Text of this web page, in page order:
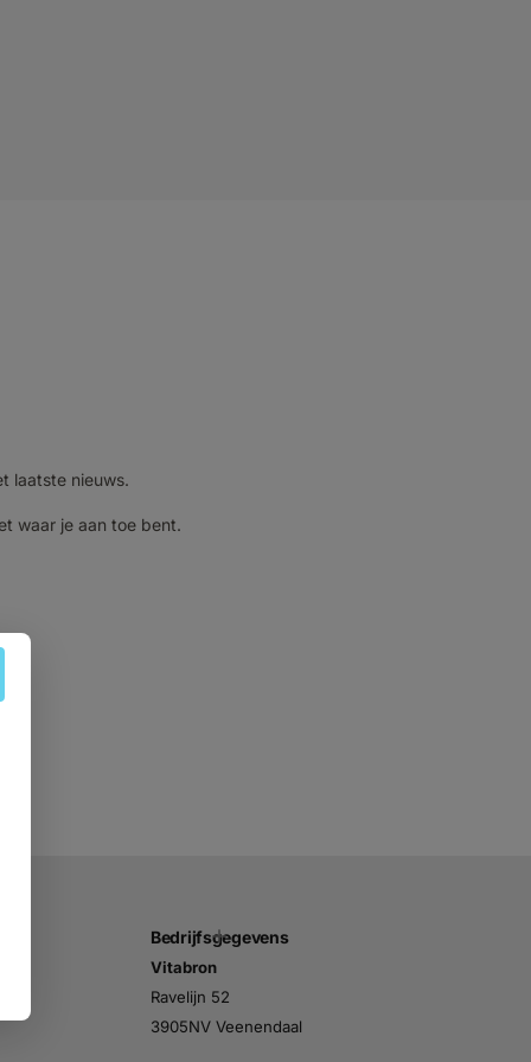
laatste nieuws.
waar je aan toe bent.
Bedrijfsgegevens
Vitabron
Ravelijn 52
3905NV Veenendaal